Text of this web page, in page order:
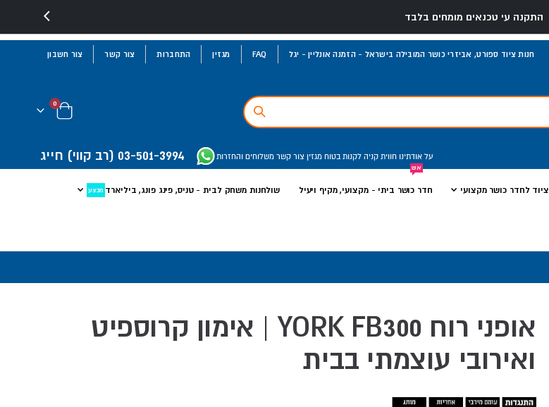
התקנה עי טכנאים מומחים בלבד
חנות ציוד ספורט, אביזרי כושר המובילה בישראל - הזמנה אונליין - יגל FAQ מגזין התחברות צור קשר צור חשבון
03-501-3994 (רב קווי) חייג על אודתינו חווית קניה לקנות בטוח מגזין צור קשר משלוחים והחזרות
Cart
0פריטים
ציוד לחדר כושר מקצועי חדר כושר ביתי - מקצועי, מקיף ויעיל
אש
שולחנות משחק לבית - טניס, פינג פונג, ביליארד מבצע
אופני רוח YORK FB300 | אימון קרוספיט
ואירובי עוצמתי בבית